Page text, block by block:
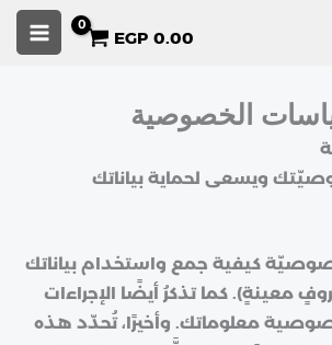
0.00
EGP
الخصوصية
ويسعى لحماية بياناتك
كيفية جمع واستخدام بياناتك
معينةٍ). كما تذكرُ أيضًا الإجراءات
معلوماتك. وأخيرًا، تُحدّد هذه